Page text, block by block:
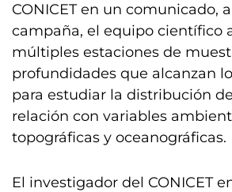
CONICET en un comunicado,
campaña, el equipo científico
múltiples estaciones de
profundidades que alcanzan
para estudiar la distribución
relación con variables
topográficas y oceanográficas.
El investigador del CONICET